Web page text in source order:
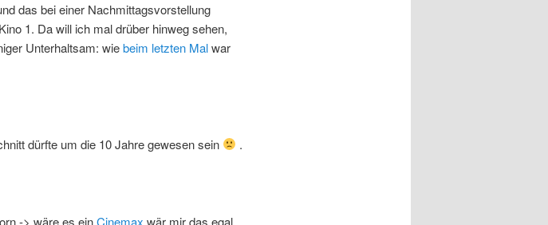
das bei einer Nachmittagsvorstellung
1. Da will ich mal drüber hinweg sehen,
Unterhaltsam: wiebeim letzten Malwar
dürfte um die 10 Jahre gewesen sein .
-> wäre es einCinemax wär mir das egal.